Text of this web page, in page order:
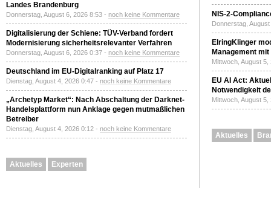
Landes Brandenburg
Donnerstag, August 6, 2026 8:53 - noch keine Kommentare
Digitalisierung der Schiene: TÜV-Verband fordert
Modernisierung sicherheitsrelevanter Verfahren
Donnerstag, August 6, 2026 0:37 - noch keine Kommentare
Deutschland im EU-Digitalranking auf Platz 17
Dienstag, August 4, 2026 0:47 - noch keine Kommentare
„Archetyp Market“: Nach Abschaltung der Darknet-
Handelsplattform nun Anklage gegen mutmaßlichen
Betreiber
Dienstag, August 4, 2026 0:12 - noch keine Kommentare
Aktuelles Experten
NIS-2-
Donnerstag,
ElringKlinger
Management
Mittwoch, August
EU AI Act:
Notwendigkeit
Mittwoch, August
Aktuelles